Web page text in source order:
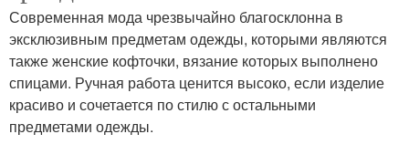
Современная мода чрезвычайно благосклонна в
эксклюзивным предметам одежды, которыми являются
также женские кофточки, вязание которых выполнено
спицами. Ручная работа ценится высоко, если изделие
красиво и сочетается по стилю с остальными
предметами одежды.